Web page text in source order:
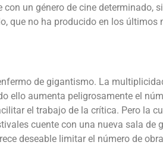
un género de cine determinado,
que no ha producido en los últimos
de gigantismo. La
ello aumenta peligrosamente el
el trabajo de la crítica. Pero la
cuente con una nueva sala de
deseable limitar el número de